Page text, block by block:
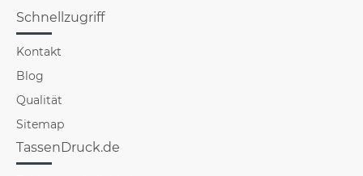
Schnellzugriff
Kontakt
Blog
Qualität
Sitemap
TassenDruck.de